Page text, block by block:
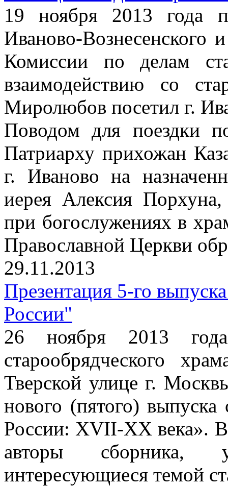
19 ноября 2013 года
Иваново-Вознесенского
Комиссии по делам
взаимодействию со
Миролюбов посетил г.
Поводом для поездки
Патриарху прихожан
г. Иваново на
иерея Алексия
при богослужениях в
Православной Церкви
29.11.2013
Презентация 5-го
России"
26 ноября 2013
старообрядческого
Тверской улице г.
нового (пятого) выпуска
России: XVII-XX века».
авторы сборника,
интересующиеся темой